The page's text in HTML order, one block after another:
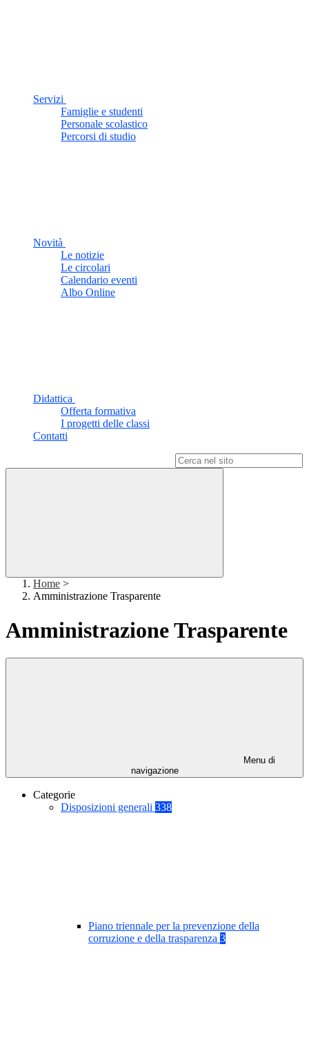
Servizi
Famiglie e studenti
Personale scolastico
Percorsi di studio
Novità
Le notizie
Le circolari
Calendario eventi
Albo Online
Didattica
Offerta formativa
I progetti delle classi
Contatti
Home >
Amministrazione Trasparente
Amministrazione Trasparente
Menu di
navigazione
Categorie
Disposizioni generali 338
Piano triennale per la prevenzione della
corruzione e della trasparenza 3